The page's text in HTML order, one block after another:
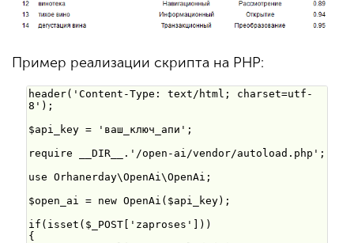
Пример реализации скрипта на PHP: